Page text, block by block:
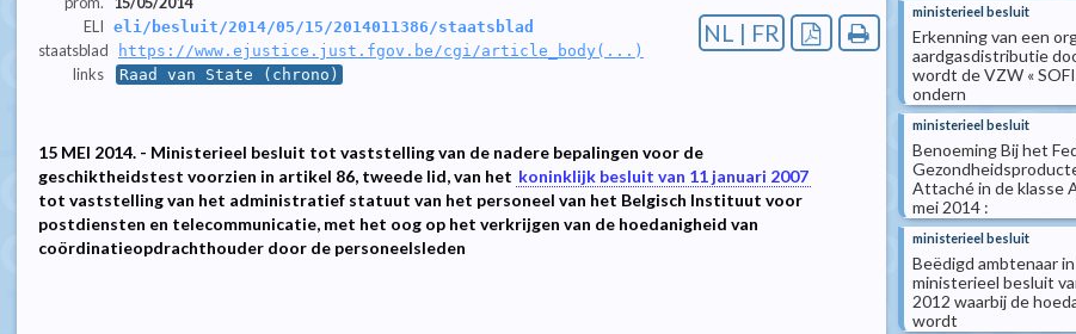
ELI eli/besluit/2014/05/15/2014011386/staatsblad
staatsblad https://www.ejustice.just.fgov.be/cgi/article_body(...)
links Raad van State (chrono)
NL | FR
15 MEI 2014. - Ministerieel besluit tot vaststelling van de nadere bepalingen voor de
geschiktheidstest voorzien in artikel 86, tweede lid, van het koninklijk besluit van 11 januari 2007
tot vaststelling van het administratief statuut van het personeel van het Belgisch Instituut voor
postdiensten en telecommunicatie, met het oog op het verkrijgen van de hoedanigheid van
coördinatieopdrachthouder door de personeelsleden
ministerieel besluit
Erkenning van een
aardgasdistributie
wordt de VZW «
ondern
ministerieel besluit
Benoeming Bij het
Attaché in de klasse
mei 2014 :
ministerieel besluit
Beëdigd ambtenaar
ministerieel besluit
2012 waarbij de
wordt